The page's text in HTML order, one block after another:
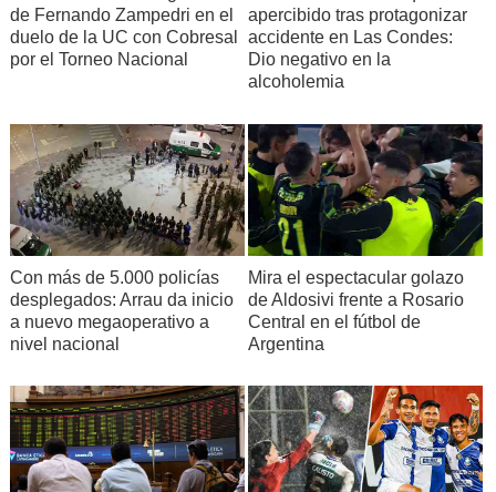
de Fernando Zampedri en el
duelo de la UC con Cobresal
por el Torneo Nacional
apercibido tras protagonizar
accidente en Las Condes:
Dio negativo en la
alcoholemia
Con más de 5.000 policías
desplegados: Arrau da inicio
a nuevo megaoperativo a
nivel nacional
Mira el espectacular golazo
de Aldosivi frente a Rosario
Central en el fútbol de
Argentina